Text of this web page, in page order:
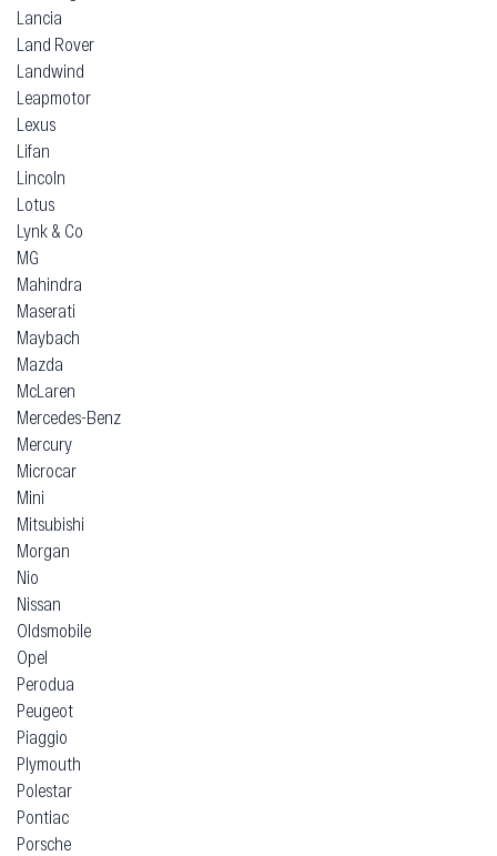
Lancia
Land Rover
Landwind
Leapmotor
Lexus
Lifan
Lincoln
Lotus
Lynk & Co
MG
Mahindra
Maserati
Maybach
Mazda
McLaren
Mercedes-Benz
Mercury
Microcar
Mini
Mitsubishi
Morgan
Nio
Nissan
Oldsmobile
Opel
Perodua
Peugeot
Piaggio
Plymouth
Polestar
Pontiac
Porsche